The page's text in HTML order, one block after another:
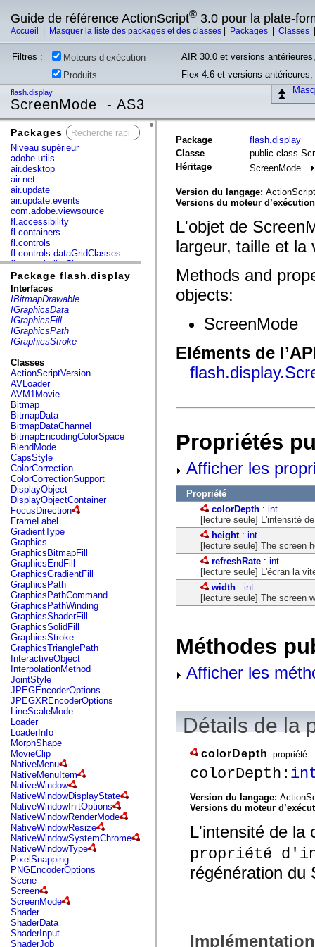
Guide de référence ActionScript® 3.0 pour la plate-
Accueil Masquer la liste des packages et des classes Packages Classes
Filtres : Moteurs d’exécution
AIR 30.0 et versions
Produits
Flex 4.6 et versions
flash.display
ScreenMode - AS3
Packages
Niveau supérieur
adobe.utils
air.desktop
air.net
air.update
air.update.events
com.adobe.viewsource
fl.accessibility
fl.containers
fl.controls
fl.controls.dataGridClasses
fl.controls.listClasses
fl.controls.progressBarClasses
fl.core
fl.data
fl.display
fl.events
fl.ik
fl.lang
fl.livepreview
fl.managers
fl.motion
fl.motion.easing
fl.rsl
fl.text
fl.transitions
fl.transitions.easing
fl.video
flash.accessibility
flash.concurrent
flash.crypto
flash.data
flash.desktop
flash.display
flash.display3D
flash.display3D.textures
flash.errors
flash.events
flash.external
flash.filesystem
flash.filters
flash.geom
flash.globalization
flash.html
flash.media
flash.net
flash.net.dns
flash.net.drm
flash.notifications
flash.permissions
flash.printing
flash.profiler
flash.sampler
flash.security
flash.sensors
flash.system
flash.text
flash.text.engine
flash.text.ime
flash.ui
flash.utils
flash.xml
flashx.textLayout
flashx.textLayout.compose
flashx.textLayout.container
flashx.textLayout.conversion
flashx.textLayout.edit
flashx.textLayout.elements
flashx.textLayout.events
flashx.textLayout.factory
flashx.textLayout.formats
flashx.textLayout.operations
flashx.textLayout.utils
flashx.undo
mx.accessibility
mx.automation
Package flash.display
Interfaces
IBitmapDrawable
IGraphicsData
IGraphicsFill
IGraphicsPath
IGraphicsStroke
Classes
ActionScriptVersion
AVLoader
AVM1Movie
Bitmap
BitmapData
BitmapDataChannel
BitmapEncodingColorSpace
BlendMode
CapsStyle
ColorCorrection
ColorCorrectionSupport
DisplayObject
DisplayObjectContainer
FocusDirection
FrameLabel
GradientType
Graphics
GraphicsBitmapFill
GraphicsEndFill
GraphicsGradientFill
GraphicsPath
GraphicsPathCommand
GraphicsPathWinding
GraphicsShaderFill
GraphicsSolidFill
GraphicsStroke
GraphicsTrianglePath
InteractiveObject
InterpolationMethod
JointStyle
JPEGEncoderOptions
JPEGXREncoderOptions
LineScaleMode
Loader
LoaderInfo
MorphShape
MovieClip
NativeMenu
NativeMenuItem
NativeWindow
NativeWindowDisplayState
NativeWindowInitOptions
NativeWindowRenderMode
NativeWindowResize
NativeWindowSystemChrome
NativeWindowType
PixelSnapping
PNGEncoderOptions
Scene
Screen
ScreenMode
Shader
ShaderData
ShaderInput
ShaderJob
Package
flash.display
Classe
public class
Héritage
ScreenMode
Version du langage:
Versions du moteur
L'objet de
largeur, taille et la
Methods and
objects:
ScreenMode
Eléments de
Propriétés
Afficher les
Propriété
colorDepth : int
[lecture seule] L'intensité
height : int
[lecture seule] The screen
refreshRate : int
[lecture seule] L'écran la
width : int
[lecture seule] The screen
Méthodes
Afficher les
Détails de la
colorDepth propriété
colorDepth:
Version du langage:
Versions du moteur
L'intensité de la
propriété
régénération du
Implémentation